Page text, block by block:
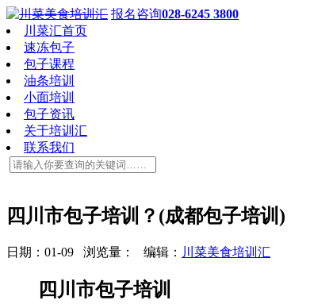
报名咨询028-6245 3800
川菜汇首页
速冻包子
包子课程
油条培训
小面培训
包子资讯
关于培训汇
联系我们
四川市包子培训？(成都包子培训)
日期：01-09 浏览量： 编辑： 川菜美食培训汇
四川市包子培训